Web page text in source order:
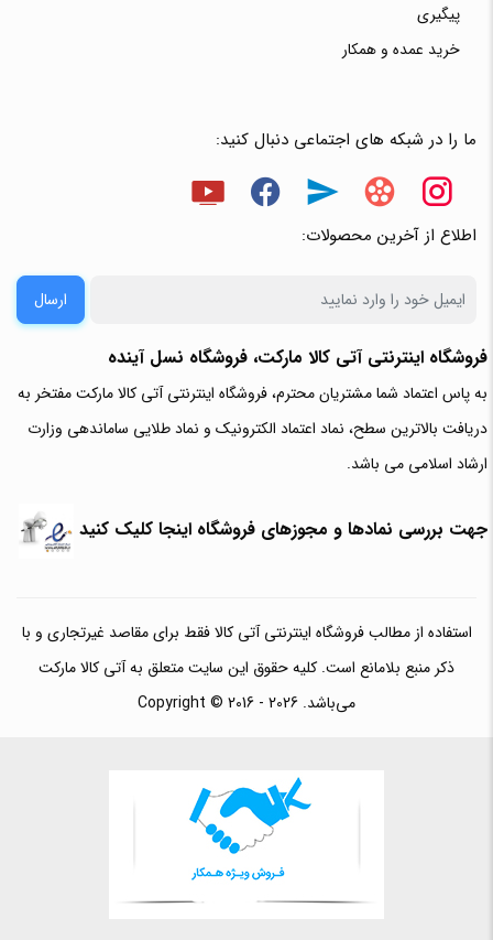
پیگیری
خرید عمده و همکار
ما را در شبکه های اجتماعی دنبال کنید:
اطلاع از آخرین محصولات:
ارسال
فروشگاه اینترنتی آتی‌ کالا مارکت، فروشگاه نسل آینده
به پاس اعتماد شما مشتریان محترم، فروشگاه اینترنتی آتی کالا مارکت مفتخر به
دریافت بالاترین سطح، نماد اعتماد الکترونیک و نماد طلایی ساماندهی وزارت
ارشاد اسلامی می باشد.
جهت بررسی نمادها و مجوزهای فروشگاه اینجا کلیک کنید
استفاده از مطالب فروشگاه اینترنتی آتی کالا فقط برای مقاصد غیرتجاری و با
ذکر منبع بلامانع است. کلیه حقوق این سایت متعلق به آتی کالا مارکت
می‌باشد. Copyright © 2016 - 2026